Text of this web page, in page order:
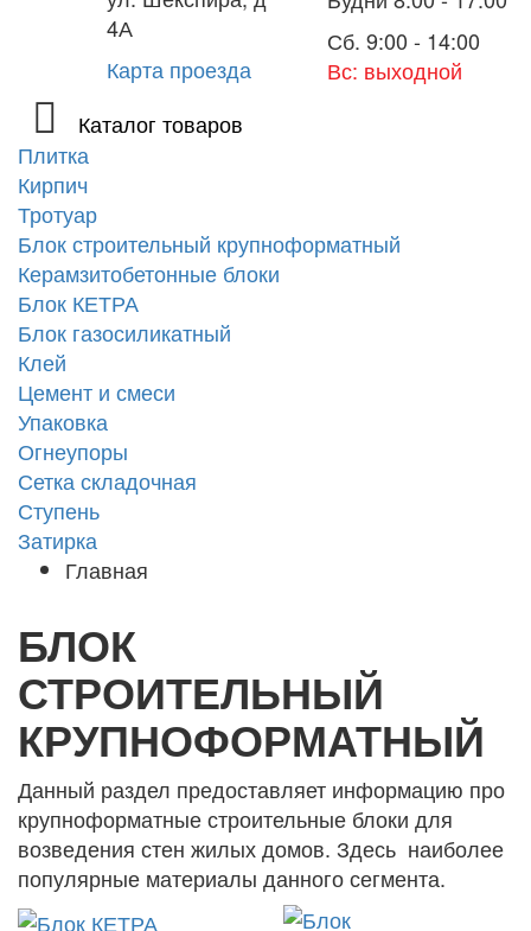
4А
Карта проезда
Сб. 9:00 - 14:00
Вс: выходной
Каталог товаров
Плитка
Кирпич
Тротуар
Блок строительный крупноформатный
Керамзитобетонные блоки
Блок КЕТРА
Блок газосиликатный
Клей
Цемент и смеси
Упаковка
Огнеупоры
Сетка складочная
Ступень
Затирка
Главная
БЛОК
СТРОИТЕЛЬНЫЙ
КРУПНОФОРМАТНЫЙ
Данный раздел предоставляет информацию про
крупноформатные строительные блоки для
возведения стен жилых домов. Здесь наиболее
популярные материалы данного сегмента.